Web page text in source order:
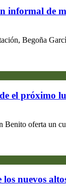
informal de
Begoña
el próximo
oferta un
los nuevos